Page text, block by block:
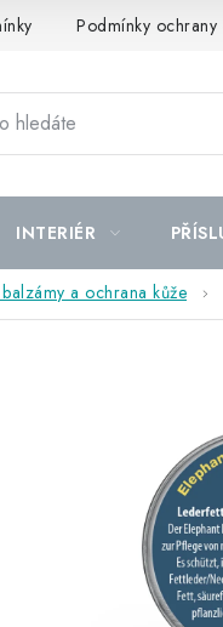
Podmínky ochrany
INTERIÉR
a ochrana kůže